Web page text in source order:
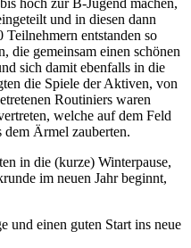
und in diesen dann
entstanden so
die gemeinsam einen schönen
sich damit ebenfalls in die
die Spiele der Aktiven, von
Routiniers waren
welche auf dem Feld
dem Ärmel zauberten.
in die (kurze) Winterpause,
im neuen Jahr beginnt,
und einen guten Start ins neue